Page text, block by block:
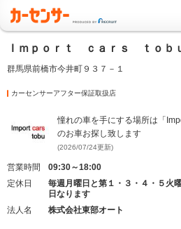
Ｉｍｐｏｒｔ ｃａｒｓ ｔｏｂ
群馬県前橋市今井町９３７－１
カーセンサーアフター保証取扱店
憧れの車を手にする場所は「
のお車お探し致します
(2026/07/24更新)
営業時間
09:30～18:00
定休日
毎週月曜日と第１・３・４・５火
日なります
法人名
株式会社東部オート